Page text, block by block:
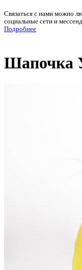
Связаться с нами можно
социальные сети и
Подробнее
Шапочка